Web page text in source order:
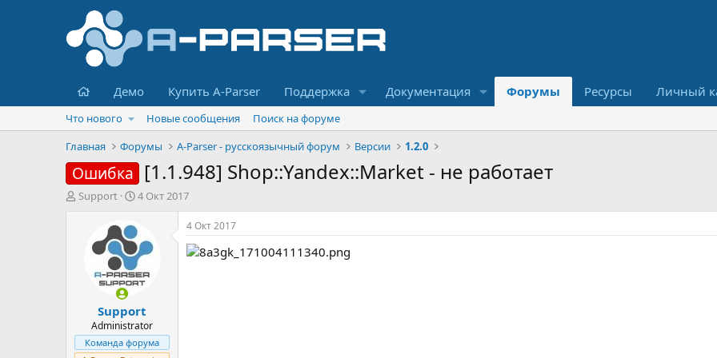
Главная
Демо Купить A-Parser Поддержка Документация Форумы Ресурсы Личный
Что нового Новые сообщения
Поиск на форуме
Главная
Форумы A-Parser - русскоязычный форум Версии 1.2.0
Ошибка [1.1.948] Shop::Yandex::Market - не работает
А
Support
Д
а
н
а
ч
л
а
4 Окт 2017
Support
Administrator
Команда форума
4 Окт 2017